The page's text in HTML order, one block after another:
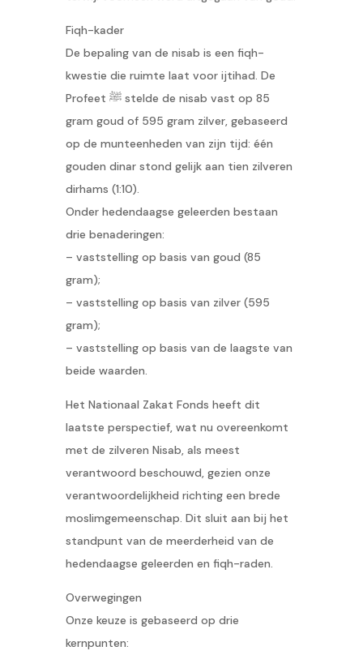
Fiqh-kader
De bepaling van de nisab is een fiqh-
kwestie die ruimte laat voor ijtihad. De
Profeet ﷺ stelde de nisab vast op 85
gram goud of 595 gram zilver, gebaseerd
op de munteenheden van zijn tijd: één
gouden dinar stond gelijk aan tien zilveren
dirhams (1:10).
Onder hedendaagse geleerden bestaan
drie benaderingen:
– vaststelling op basis van goud (85
gram);
– vaststelling op basis van zilver (595
gram);
– vaststelling op basis van de laagste van
beide waarden.
Het Nationaal Zakat Fonds heeft dit
laatste perspectief, wat nu overeenkomt
met de zilveren Nisab, als meest
verantwoord beschouwd, gezien onze
verantwoordelijkheid richting een brede
moslimgemeenschap. Dit sluit aan bij het
standpunt van de meerderheid van de
hedendaagse geleerden en fiqh-raden.
Overwegingen
Onze keuze is gebaseerd op drie
kernpunten: